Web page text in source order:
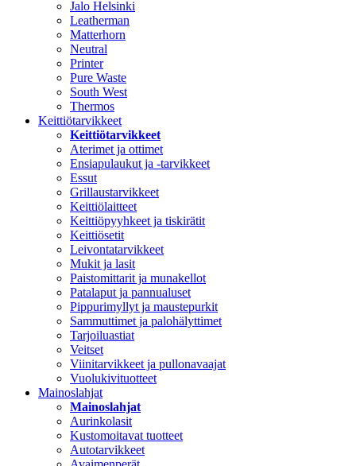
Jalo Helsinki
Leatherman
Matterhorn
Neutral
Printer
Pure Waste
South West
Thermos
Keittiötarvikkeet
Keittiötarvikkeet
Aterimet ja ottimet
Ensiapulaukut ja -tarvikkeet
Essut
Grillaustarvikkeet
Keittiölaitteet
Keittiöpyyhkeet ja tiskirätit
Keittiösetit
Leivontatarvikkeet
Mukit ja lasit
Paistomittarit ja munakellot
Patalaput ja pannualuset
Pippurimyllyt ja maustepurkit
Sammuttimet ja palohälyttimet
Tarjoiluastiat
Veitset
Viinitarvikkeet ja pullonavaajat
Vuolukivituotteet
Mainoslahjat
Mainoslahjat
Aurinkolasit
Kustomoitavat tuotteet
Autotarvikkeet